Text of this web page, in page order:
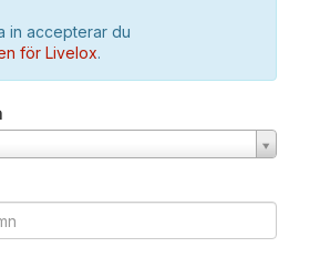
in accepterar du
för Livelox.